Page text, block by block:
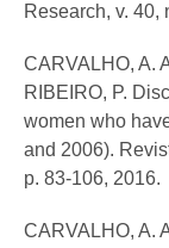
Research, v. 40,
CARVALHO, A.
RIBEIRO, P.
women who
and 2006).
p. 83-106, 2016.
CARVALHO, A.